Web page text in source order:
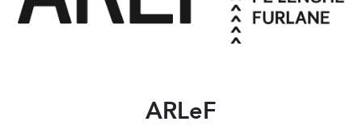
ARLeF